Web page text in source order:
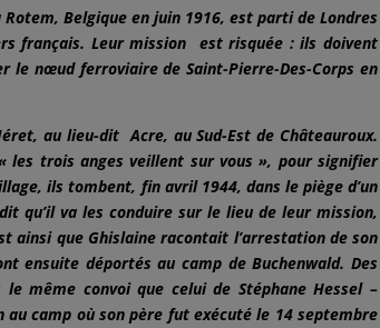
Belgique en juin 1916, est parti de Londres
français. Leur mission est risquée : ils doivent
le nœud ferroviaire de Saint-Pierre-Des-Corps en
au lieu-dit Acre, au Sud-Est de Châteauroux.
les trois anges veillent sur vous », pour signifier
ils tombent, fin avril 1944, dans le piège d’un
qu’il va les conduire sur le lieu de leur mission,
ainsi que Ghislaine racontait l’arrestation de son
ensuite déportés au camp de Buchenwald. Des
même convoi que celui de Stéphane Hessel –
camp où son père fut exécuté le 14 septembre